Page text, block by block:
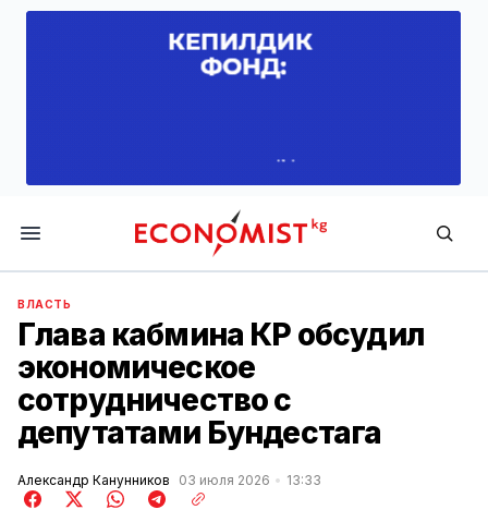
Economist.kg
ВЛАСТЬ
Глава кабмина КР обсудил
экономическое
сотрудничество с
депутатами Бундестага
Александр Канунников 03 июля 2026 13:33